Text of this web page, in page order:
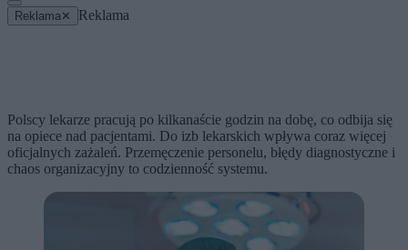
Reklama ✕ Reklama
Polscy lekarze pracują po kilkanaście godzin na dobę, co odbija się
na opiece nad pacjentami. Do izb lekarskich wpływa coraz więcej
oficjalnych zażaleń. Przemęczenie personelu, błędy diagnostyczne i
chaos organizacyjny to codzienność systemu.